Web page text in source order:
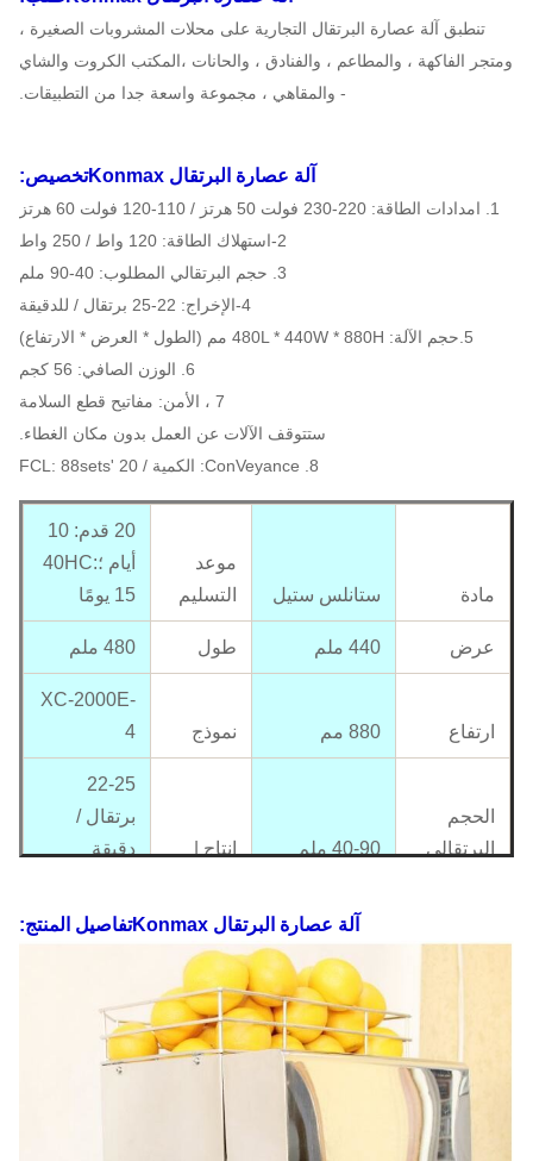
تنطبق آلة عصارة البرتقال التجارية على محلات المشروبات الصغيرة ،
ومتجر الفاكهة ، والمطاعم ، والفنادق ، والحانات ،المكتب الكروت والشاي
- والمقاهي ، مجموعة واسعة جدا من التطبيقات.
آلة عصارة البرتقال Konmax تخصيص:
1. امدادات الطاقة: 220-230 فولت 50 هرتز / 110-120 فولت 60 هرتز
2-استهلاك الطاقة: 120 واط / 250 واط
3. حجم البرتقالي المطلوب: 40-90 ملم
4-الإخراج: 22-25 برتقال / للدقيقة
5.حجم الآلة: 480L * 440W * 880H مم (الطول * العرض * الارتفاع)
6. الوزن الصافي: 56 كجم
7 ، الأمن: مفاتيح قطع السلامة
ستتوقف الآلات عن العمل بدون مكان الغطاء.
8. ConVeyance: الكمية / 20 'FCL: 88sets
مادة ستانلس ستيل
موعد
التسليم
20 قدم: 10
أيام ؛40HC:
15 يومًا
عرض 440 ملم طول 480 ملم
ارتفاع 880 مم نموذج
XC-2000E-
4
الحجم
البرتقالي
40-90 ملم انتاج |
22-25
برتقال /
دقيقة
890 مم
شهادة
متاحة
110 فولت
-220 فولت ،
50-60 هرتز
قوة
120 واط /
250 واط
غيغاواط
شمال
غرب
آلة عصارة البرتقال Konmax تفاصيل المنتج: